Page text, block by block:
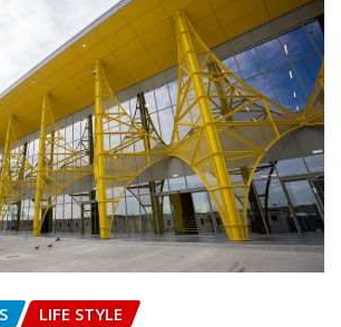
LIFE STYLE